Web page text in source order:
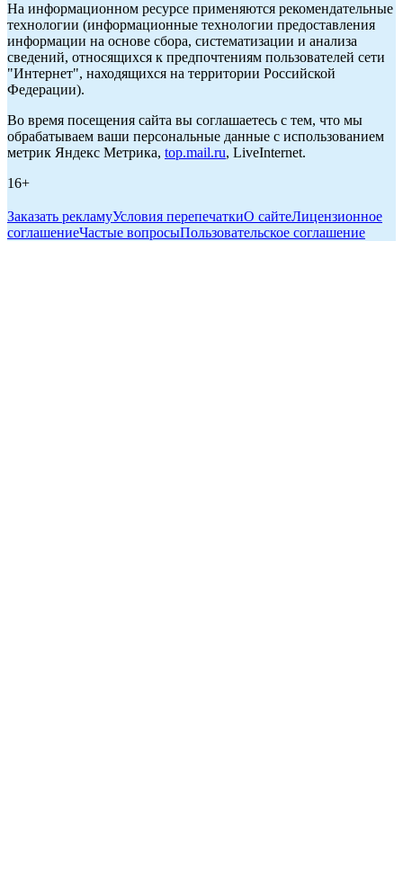
На информационном ресурсе применяются рекомендательные
технологии (информационные технологии предоставления
информации на основе сбора, систематизации и анализа
сведений, относящихся к предпочтениям пользователей сети
"Интернет", находящихся на территории Российской
Федерации).
Во время посещения сайта вы соглашаетесь с тем, что мы
обрабатываем ваши персональные данные с использованием
метрик Яндекс Метрика, top.mail.ru, LiveInternet.
16+
Заказать рекламуУсловия перепечаткиО сайтеЛицензионное
соглашениеЧастые вопросыПользовательское соглашение